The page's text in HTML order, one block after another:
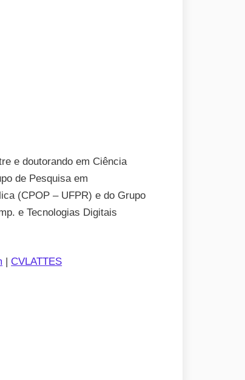
e doutorando em Ciência
de Pesquisa em
(CPOP – UFPR) e do Grupo
e Tecnologias Digitais
|CVLATTES